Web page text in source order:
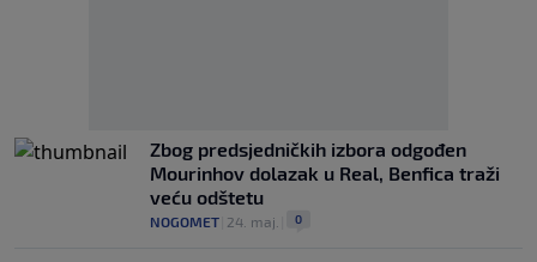
Zbog predsjedničkih izbora odgođen
Mourinhov dolazak u Real, Benfica traži
veću odštetu
NOGOMET 24. maj. 0